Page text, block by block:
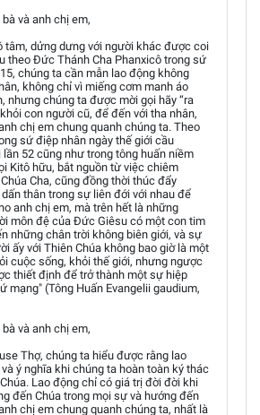
và anh chị em,
tâm, dửng dưng với người khác được coi
theo Đức Thánh Cha Phanxicô trong sứ
chúng ta cần mẫn lao động không
không chỉ vì miếng cơm manh áo
nhưng chúng ta được mời gọi hãy “ra
con người cũ, để đến với tha nhân,
chị em chung quanh chúng ta. Theo
sứ điệp nhân ngày thế giới cầu
lần 52 cũng như trong tông huấn niềm
Kitô hữu, bắt nguồn từ việc chiêm
Cha, cũng đồng thời thúc đẩy
thân trong sự liên đới với nhau để
anh chị em, mà trên hết là những
môn đệ của Đức Giêsu có một con tim
những chân trời không biên giới, và sự
ấy với Thiên Chúa không bao giờ là một
cuộc sống, khỏi thế giới, nhưng ngược
thiết định để trở thành một sự hiệp
mạng" (Tông Huấn Evangelii gaudium,
và anh chị em,
Thợ, chúng ta hiểu được rằng lao
ý nghĩa khi chúng ta hoàn toàn ký thác
Lao động chỉ có giá trị đời đời khi
đến Chúa trong mọi sự và hướng đến
chị em chung quanh chúng ta, nhất là